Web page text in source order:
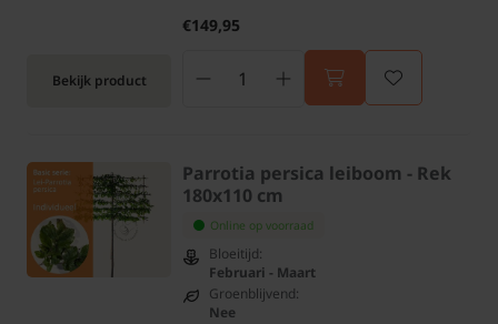
Bekijk product
€149,95
Parrotia persica leiboom - Rek
180x110 cm
Online op voorraad
Bloeitijd:
Februari - Maart
Groenblijvend:
Nee